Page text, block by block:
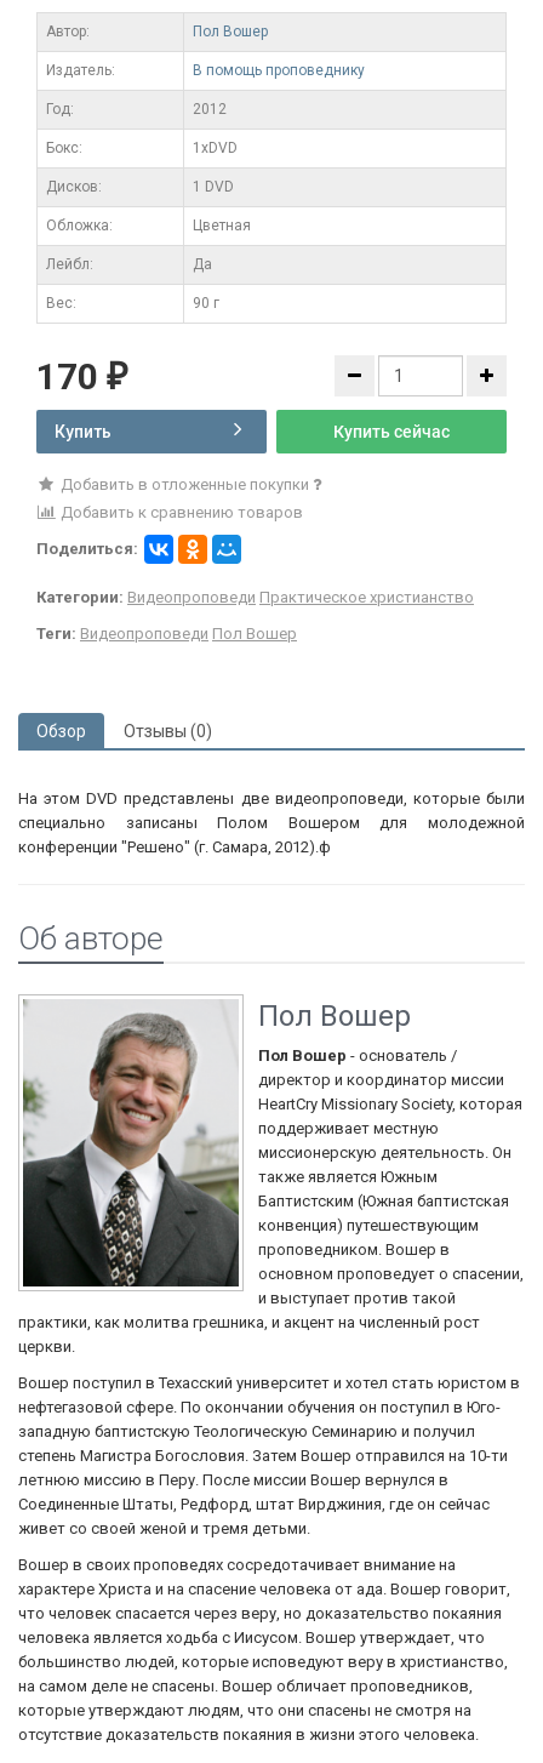
Автор: Пол Вошер
Издатель: В помощь проповеднику
Год: 2012
Бокс: 1xDVD
Дисков: 1 DVD
Обложка: Цветная
Лейбл: Да
Вес: 90 г
170 ₽
Купить Купить сейчас
Добавить в отложенные покупки
Добавить к сравнению товаров
Поделиться:
Категории: Видеопроповеди Практическое христианство
Теги: Видеопроповеди Пол Вошер
Обзор Отзывы (0)
На этом DVD представлены две видеопроповеди, которые были
специально записаны Полом Вошером для молодежной
конференции "Решено" (г. Самара, 2012).ф
Об авторе
Пол Вошер
Пол Вошер - основатель /
директор и координатор миссии
HeartCry Missionary Society, которая
поддерживает местную
миссионерскую деятельность. Он
также является Южным
Баптистским (Южная баптистская
конвенция) путешествующим
проповедником. Вошер в
основном проповедует о спасении,
и выступает против такой
практики, как молитва грешника, и акцент на численный рост
церкви.
Вошер поступил в Техасский университет и хотел стать юристом в
нефтегазовой сфере. По окончании обучения он поступил в Юго-
западную баптистскую Теологическую Семинарию и получил
степень Магистра Богословия. Затем Вошер отправился на 10-ти
летнюю миссию в Перу. После миссии Вошер вернулся в
Соединенные Штаты, Редфорд, штат Вирджиния, где он сейчас
живет со своей женой и тремя детьми.
Вошер в своих проповедях сосредотачивает внимание на
характере Христа и на спасение человека от ада. Вошер говорит,
что человек спасается через веру, но доказательство покаяния
человека является ходьба с Иисусом. Вошер утверждает, что
большинство людей, которые исповедуют веру в христианство,
на самом деле не спасены. Вошер обличает проповедников,
которые утверждают людям, что они спасены не смотря на
отсутствие доказательств покаяния в жизни этого человека.